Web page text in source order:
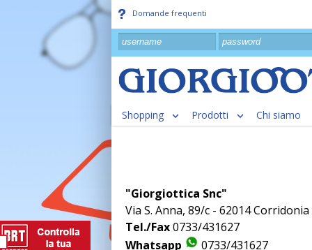
Domande frequenti
Shopping Prodotti Chi siamo
"Giorgiottica Snc"
Via S. Anna, 89/c - 62014 Corridonia
Tel./Fax0733/431627
Whatsapp
0733/431627